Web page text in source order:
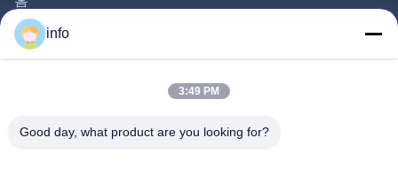
제품 소개
동영상
공장 투어
info
3:49 PM
Good day, what product are you looking for?